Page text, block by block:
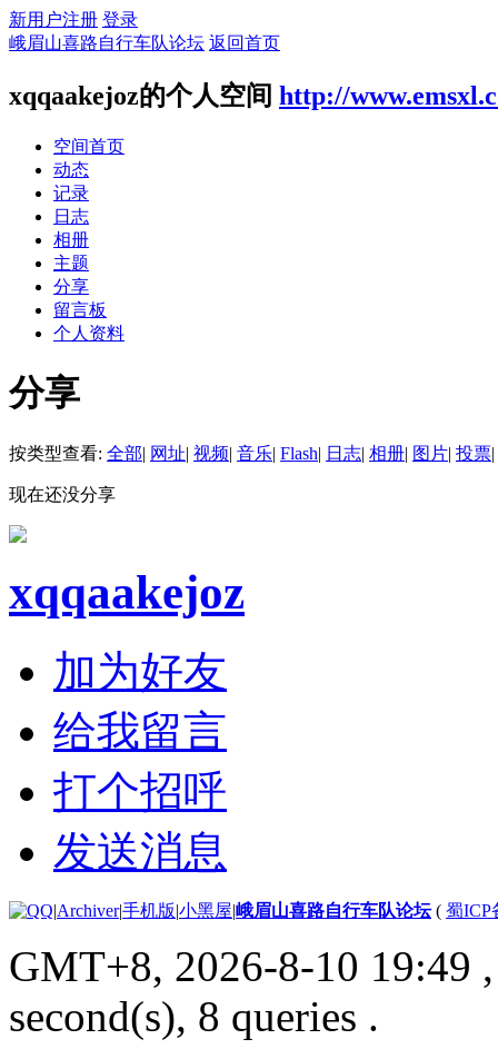
新用户注册 登录
峨眉山喜路自行车队论坛 返回首页
xqqaakejoz的个人空间 http://
空间首页
动态
记录
日志
相册
主题
分享
留言板
个人资料
分享
按类型查看: 全部| 网址| 视频| 音乐| Flash| 日志| 相册| 图片| 投票|
现在还没分享
xqqaakejoz
加为好友
给我留言
打个招呼
发送消息
|Archiver|手机版|小黑屋|峨眉山喜路自行车队论坛( 蜀ICP
GMT+8, 2026-8-10 19:49
second(s), 8 queries .